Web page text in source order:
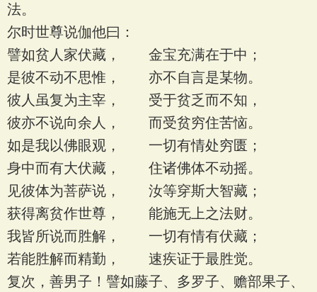
法。
尔时世尊说伽他曰：
譬如贫人家伏藏， 金宝充满在于中；
是彼不动不思惟， 亦不自言是某物。
彼人虽复为主宰， 受于贫乏而不知，
彼亦不说向余人， 而受贫穷住苦恼。
如是我以佛眼观， 一切有情处穷匮；
身中而有大伏藏， 住诸佛体不动摇。
见彼体为菩萨说， 汝等穿斯大智藏；
获得离贫作世尊， 能施无上之法财。
我皆所说而胜解， 一切有情有伏藏；
若能胜解而精勤， 速疾证于最胜觉。
复次，善男子！譬如藤子、多罗子、赡部果子、